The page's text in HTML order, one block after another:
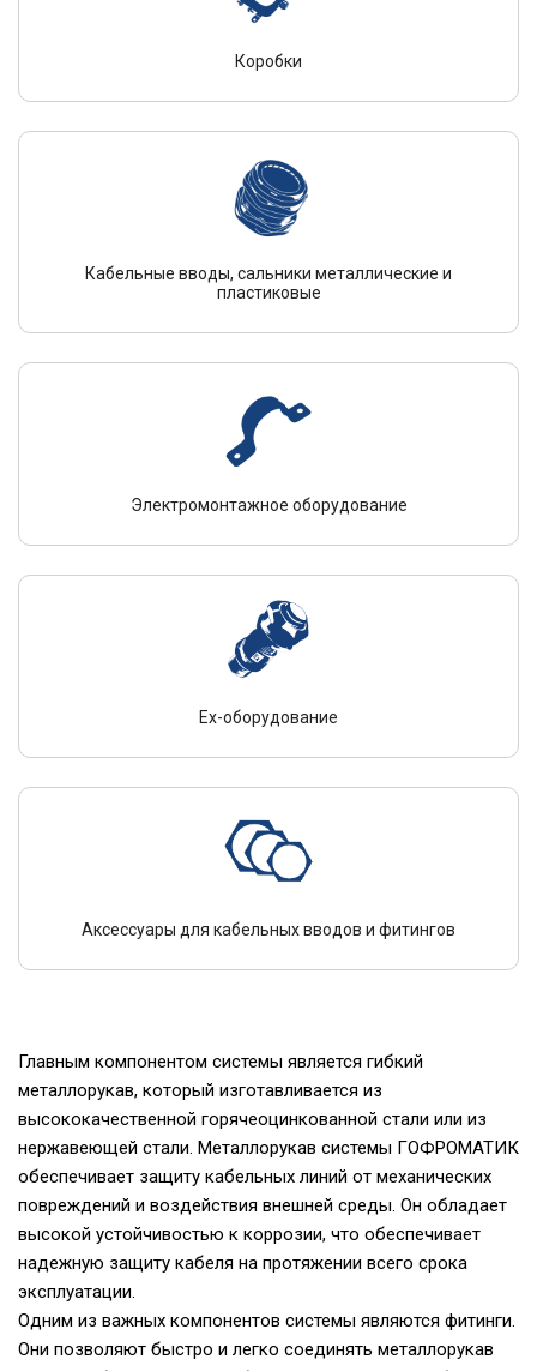
Коробки
Кабельные вводы, сальники металлические и
пластиковые
Электромонтажное оборудование
Ex-оборудование
Аксессуары для кабельных вводов и фитингов
Главным компонентом системы является гибкий
металлорукав, который изготавливается из
высококачественной горячеоцинкованной стали или из
нержавеющей стали. Металлорукав системы ГОФРОМАТИК
обеспечивает защиту кабельных линий от механических
повреждений и воздействия внешней среды. Он обладает
высокой устойчивостью к коррозии, что обеспечивает
надежную защиту кабеля на протяжении всего срока
эксплуатации.
Одним из важных компонентов системы являются фитинги.
Они позволяют быстро и легко соединять металлорукав